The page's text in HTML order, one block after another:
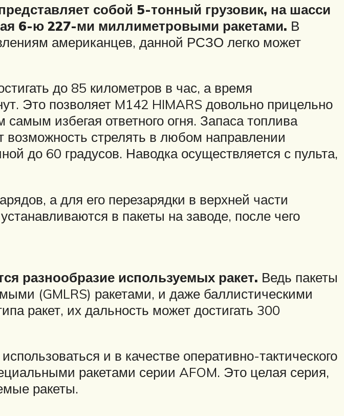
собой 5-тонный грузовик, на шасси
6-ю 227-ми миллиметровыми ракетами. В
американцев, данной РСЗО легко может
до 85 километров в час, а время
Это позволяет M142 HIMARS довольно прицельно
избегая ответного огня. Запаса топлива
возможность стрелять в любом направлении
до 60 градусов. Наводка осуществляется с пульта,
а для его перезарядки в верхней части
в пакеты на заводе, после чего
разнообразие используемых ракет. Ведь пакеты
(GMLRS) ракетами, и даже баллистическими
ракет, их дальность может достигать 300
и в качестве оперативно-тактического
ракетами серии AFOM. Это целая серия,
ракеты.